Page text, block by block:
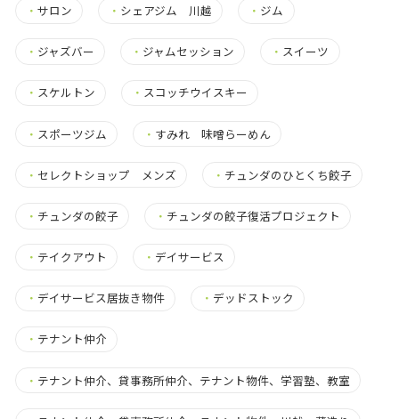
・ サロン ・ シェアジム 川越 ・ ジム
・ ジャズバー ・ ジャムセッション ・ スイーツ
・ スケルトン ・ スコッチウイスキー
・ スポーツジム ・ すみれ 味噌らーめん
・ セレクトショップ メンズ ・ チュンダのひとくち餃子
・ チュンダの餃子 ・ チュンダの餃子復活プロジェクト
・ テイクアウト ・ デイサービス
・ デイサービス居抜き物件 ・ デッドストック
・ テナント仲介
・ テナント仲介、貸事務所仲介、テナント物件、学習塾、教室